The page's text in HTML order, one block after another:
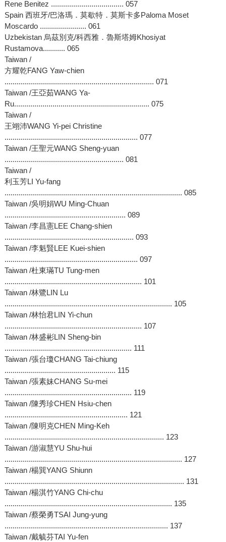
Rene Benitez .................................... 057
Spain 西班牙/巴洛瑪．莫歇特．莫斯卡多Paloma Moset
Moscardo ....................... 061
Uzbekistan 烏茲別克/科西雅．魯斯塔姆Khosiyat
Rustamova........... 065
Taiwan /
方耀乾FANG Yaw-chien
.......................................................................... 071
Taiwan /王亞茹WANG Ya-
Ru................................................................... 075
Taiwan /
王翊沛WANG Yi-pei Christine
.................................................................. 077
Taiwan /王聖元WANG Sheng-yuan
........................................................... 081
Taiwan /
利玉芳LI Yu-fang
........................................................................................ 085
Taiwan /吳明娟WU Ming-Chuan
............................................................ 089
Taiwan /李昌憲LEE Chang-shien
................................................................ 093
Taiwan /李魁賢LEE Kuei-shien
.................................................................. 097
Taiwan /杜東璊TU Tung-men
.................................................................... 101
Taiwan /林鷺LIN Lu
................................................................................... 105
Taiwan /林怡君LIN Yi-chun
.................................................................... 107
Taiwan /林盛彬LIN Sheng-bin
............................................................... 111
Taiwan /張台瓊CHANG Tai-chiung
....................................................... 115
Taiwan /張素妹CHANG Su-mei
............................................................... 119
Taiwan /陳秀珍CHEN Hsiu-chen
............................................................. 121
Taiwan /陳明克CHEN Ming-Keh
............................................................................... 123
Taiwan /游淑慧YU Shu-hui
........................................................................................ 127
Taiwan /楊巽YANG Shiunn
......................................................................................... 131
Taiwan /楊淇竹YANG Chi-chu
................................................................................... 135
Taiwan /蔡榮勇TSAI Jung-yung
................................................................................. 137
Taiwan /戴毓芬TAI Yu-fen